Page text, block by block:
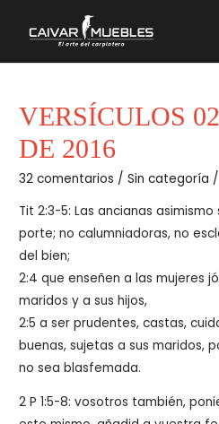
VERSÍCULOS
DE 2016
32 comentarios /Sin categoría
Tit 2:3-5: Las ancianas
porte; no calumniadoras, no
del bien;
2:4 que enseñen a las mujeres
maridos y a sus hijos,
2:5 a ser prudentes, castas,
buenas, sujetas a sus maridos,
no sea blasfemada.
2 P 1:5-8: vosotros también,